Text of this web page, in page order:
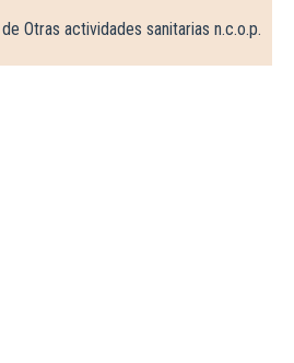
Otras actividades sanitarias n.c.o.p.